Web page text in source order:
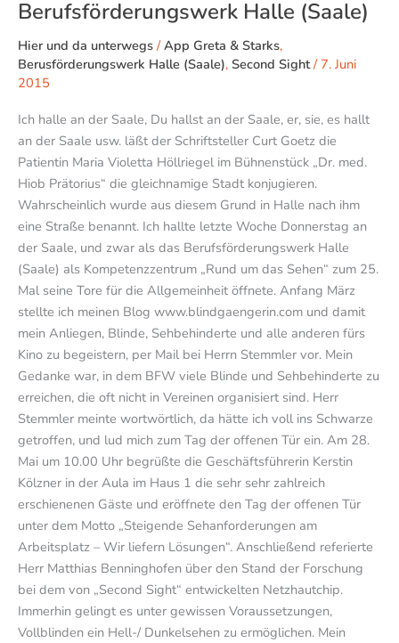
Berufsförderungswerk Halle (Saale)
Hier und da unterwegs /App Greta & Starks,
Berusförderungswerk Halle (Saale), Second Sight/ 7. Juni
2015
Ich halle an der Saale, Du hallst an der Saale, er, sie, es hallt
an der Saale usw. läßt der Schriftsteller Curt Goetz die
Patientin Maria Violetta Höllriegel im Bühnenstück „Dr. med.
Hiob Prätorius“ die gleichnamige Stadt konjugieren.
Wahrscheinlich wurde aus diesem Grund in Halle nach ihm
eine Straße benannt. Ich hallte letzte Woche Donnerstag an
der Saale, und zwar als das Berufsförderungswerk Halle
(Saale) als Kompetenzzentrum „Rund um das Sehen“ zum 25.
Mal seine Tore für die Allgemeinheit öffnete. Anfang März
stellte ich meinen Blog www.blindgaengerin.com und damit
mein Anliegen, Blinde, Sehbehinderte und alle anderen fürs
Kino zu begeistern, per Mail bei Herrn Stemmler vor. Mein
Gedanke war, in dem BFW viele Blinde und Sehbehinderte zu
erreichen, die oft nicht in Vereinen organisiert sind. Herr
Stemmler meinte wortwörtlich, da hätte ich voll ins Schwarze
getroffen, und lud mich zum Tag der offenen Tür ein. Am 28.
Mai um 10.00 Uhr begrüßte die Geschäftsführerin Kerstin
Kölzner in der Aula im Haus 1 die sehr sehr zahlreich
erschienenen Gäste und eröffnete den Tag der offenen Tür
unter dem Motto „Steigende Sehanforderungen am
Arbeitsplatz – Wir liefern Lösungen“. Anschließend referierte
Herr Matthias Benninghofen über den Stand der Forschung
bei dem von „Second Sight“ entwickelten Netzhautchip.
Immerhin gelingt es unter gewissen Voraussetzungen,
Vollblinden ein Hell-/ Dunkelsehen zu ermöglichen. Mein